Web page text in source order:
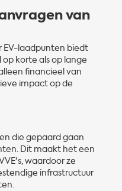
van
EV-laadpunten biedt
korte als op lange
financieel van
impact op de
die gepaard gaan
Dit maakt het een
waardoor ze
infrastructuur